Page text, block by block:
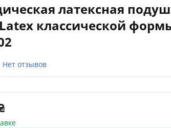
латексная
классической
Нет отзывов